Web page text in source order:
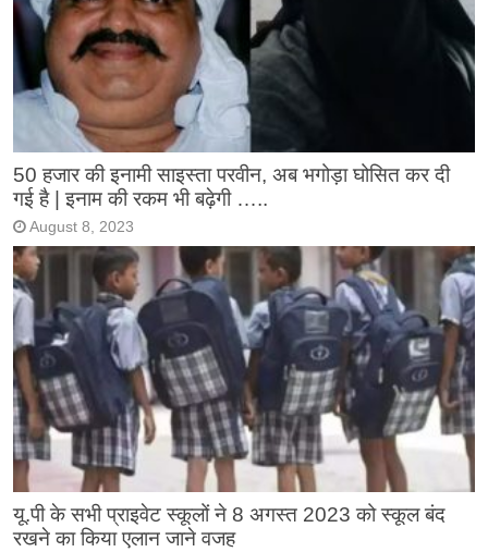
50 हजार की इनामी साइस्ता परवीन, अब भगोड़ा घोसित कर दी
गई है | इनाम की रकम भी बढ़ेगी …..
August 8, 2023
यू.पी के सभी प्राइवेट स्कूलों ने 8 अगस्त 2023 को स्कूल बंद
रखने का किया एलान जाने वजह